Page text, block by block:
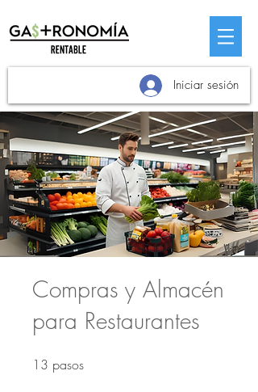
Iniciar sesión
Compras y Almacén
para Restaurantes
13 pasos